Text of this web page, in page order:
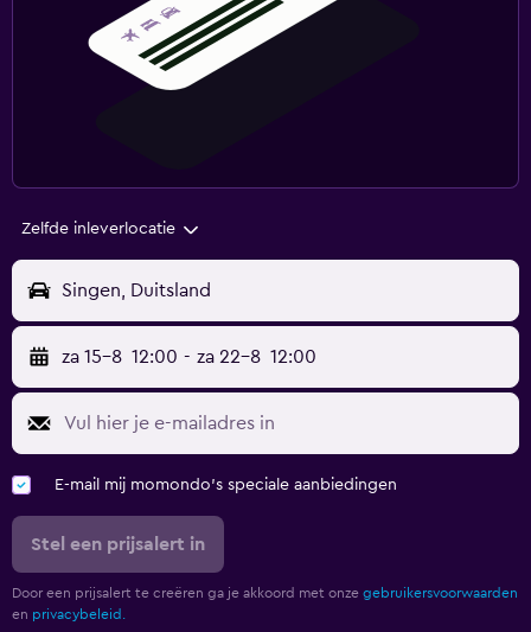
Zelfde inleverlocatie
Singen, Duitsland
za 15-8 12:00 - za 22-8 12:00
E-mail mij momondo's speciale aanbiedingen
Stel een prijsalert in
Door een prijsalert te creëren ga je akkoord met onze gebruikersvoorwaarden
en privacybeleid.